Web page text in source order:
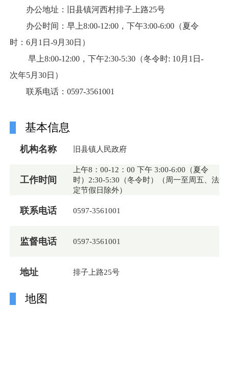
办公地址：旧县镇河西村排子上路25号
办公时间：早上8:00-12:00，下午3:00-6:00（夏令
时：6月1日-9月30日）
早上8:00-12:00，下午2:30-5:30（冬令时: 10月1日-
次年5月30日）
联系电话：0597-3561001
基本信息
机构名称 旧县镇人民政府
工作时间
上午8：00-12：00 下午 3:00-6:00（夏令
时）2:30-5:30（冬令时）（周一至周五、法
定节假日除外）
联系电话 0597-3561001
监督电话 0597-3561001
地址 排子上路25号
地图